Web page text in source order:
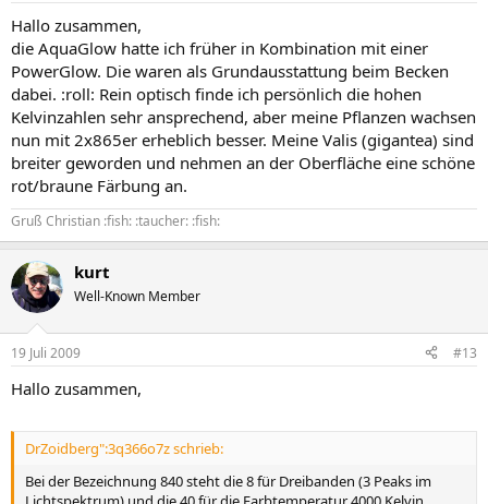
Hallo zusammen,
die AquaGlow hatte ich früher in Kombination mit einer
PowerGlow. Die waren als Grundausstattung beim Becken
dabei. :roll: Rein optisch finde ich persönlich die hohen
Kelvinzahlen sehr ansprechend, aber meine Pflanzen wachsen
nun mit 2x865er erheblich besser. Meine Valis (gigantea) sind
breiter geworden und nehmen an der Oberfläche eine schöne
rot/braune Färbung an.
Gruß Christian :fish: :taucher: :fish:
kurt
Well-Known Member
19 Juli 2009 #13
Hallo zusammen,
DrZoidberg":3q366o7z schrieb:
Bei der Bezeichnung 840 steht die 8 für Dreibanden (3 Peaks im